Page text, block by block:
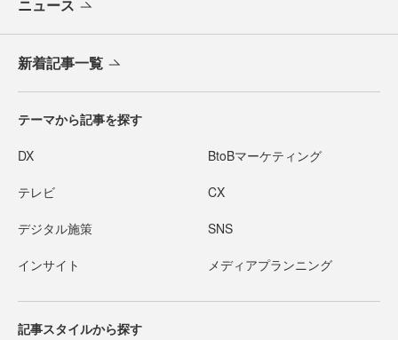
ニュース
新着記事一覧
テーマから記事を探す
DX BtoBマーケティング
テレビ CX
デジタル施策 SNS
インサイト メディアプランニング
記事スタイルから探す